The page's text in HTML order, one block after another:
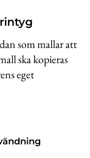
som mallar att
ska kopieras
eget